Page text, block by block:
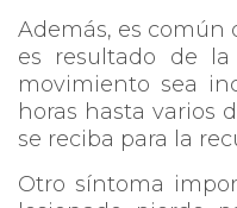
Además, es común
es resultado de
movimiento sea
horas hasta varios
se reciba para la
Otro síntoma